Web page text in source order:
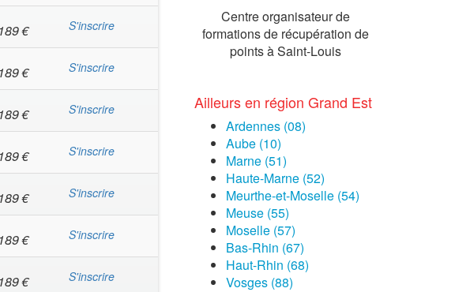
189€ S'inscrire
189€ S'inscrire
189€ S'inscrire
189€ S'inscrire
189€ S'inscrire
189€ S'inscrire
189€ S'inscrire
Centre organisateur de
formations de récupération de
points à Saint-Louis
Ailleurs en région Grand Est
Ardennes (08)
Aube (10)
Marne (51)
Haute-Marne (52)
Meurthe-et-Moselle (54)
Meuse (55)
Moselle (57)
Bas-Rhin (67)
Haut-Rhin (68)
Vosges (88)